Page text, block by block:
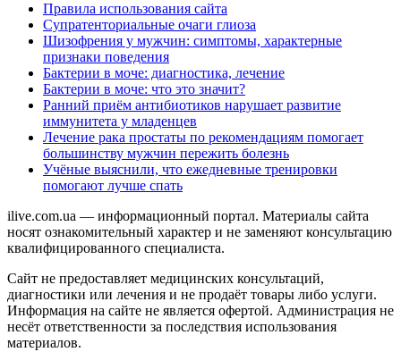
Правила использования сайта
Супратенториальные очаги глиоза
Шизофрения у мужчин: симптомы, характерные
признаки поведения
Бактерии в моче: диагностика, лечение
Бактерии в моче: что это значит?
Ранний приём антибиотиков нарушает развитие
иммунитета у младенцев
Лечение рака простаты по рекомендациям помогает
большинству мужчин пережить болезнь
Учёные выяснили, что ежедневные тренировки
помогают лучше спать
ilive.com.ua — информационный портал. Материалы сайта
носят ознакомительный характер и не заменяют консультацию
квалифицированного специалиста.
Сайт не предоставляет медицинских консультаций,
диагностики или лечения и не продаёт товары либо услуги.
Информация на сайте не является офертой. Администрация не
несёт ответственности за последствия использования
материалов.